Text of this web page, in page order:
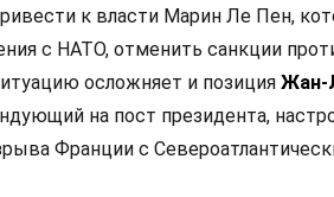
к власти Марин Ле Пен,
с НАТО, отменить санкции
осложняет и позиция Жан-
на пост президента,
Франции с